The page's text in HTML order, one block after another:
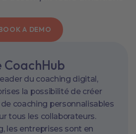
A DEMO
CoachHub
du coaching digital,
la possibilité de créer
coaching personnalisables
tous les collaborateurs.
les entreprises sont en